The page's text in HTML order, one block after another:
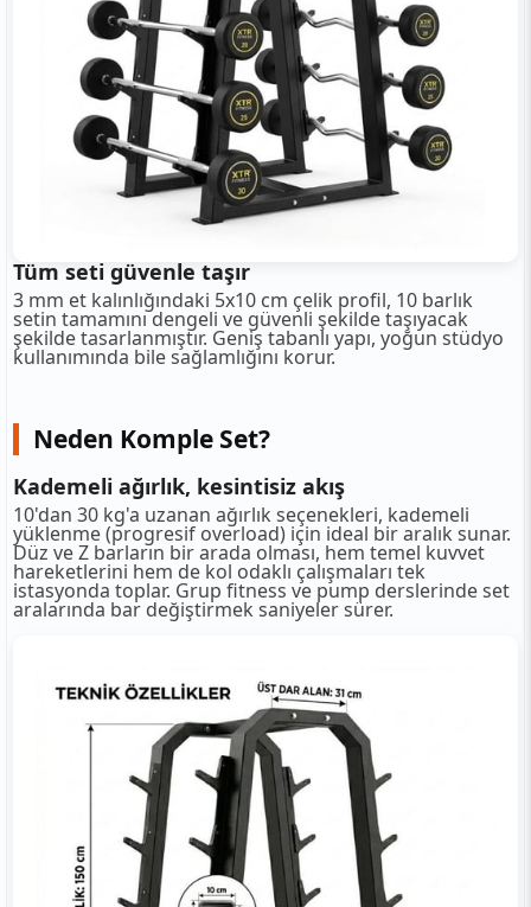
Tüm seti güvenle taşır
3 mm et kalınlığındaki 5x10 cm çelik profil, 10 barlık
setin tamamını dengeli ve güvenli şekilde taşıyacak
şekilde tasarlanmıştır. Geniş tabanlı yapı, yoğun stüdyo
kullanımında bile sağlamlığını korur.
Neden Komple Set?
Kademeli ağırlık, kesintisiz akış
10'dan 30 kg'a uzanan ağırlık seçenekleri, kademeli
yüklenme (progresif overload) için ideal bir aralık sunar.
Düz ve Z barların bir arada olması, hem temel kuvvet
hareketlerini hem de kol odaklı çalışmaları tek
istasyonda toplar. Grup fitness ve pump derslerinde set
aralarında bar değiştirmek saniyeler sürer.